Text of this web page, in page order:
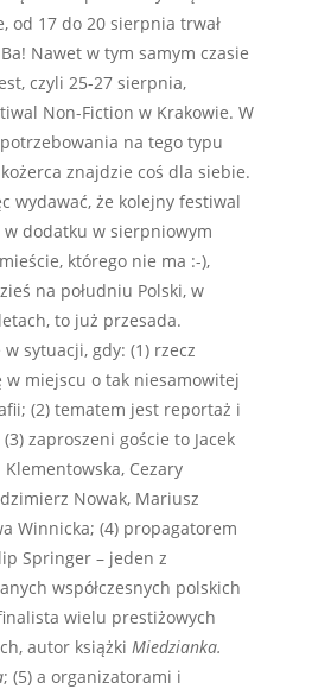
od 17 do 20 sierpnia trwał
Nawet w tym samym czasie
czyli 25-27 sierpnia,
Non-Fiction w Krakowie. W
na tego typu
znajdzie coś dla siebie.
wydawać, że kolejny festiwal
dodatku w sierpniowym
którego nie ma :-),
na południu Polski, w
to już przesada.
sytuacji, gdy: (1) rzecz
w miejscu o tak niesamowitej
(2) tematem jest reportaż i
zaproszeni goście to Jacek
Klementowska, Cezary
Nowak, Mariusz
Winnicka; (4) propagatorem
Springer – jeden z
współczesnych polskich
wielu prestiżowych
autor książki Miedzianka.
; (5) a organizatorami i